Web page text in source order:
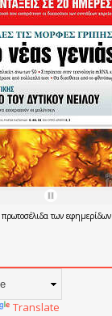
πρωτοσέλιδατων εφημερίδων
Translate